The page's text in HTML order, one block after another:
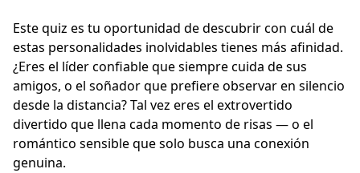
Este quiz es tu oportunidad de descubrir con cuál de
estas personalidades inolvidables tienes más afinidad.
¿Eres el líder confiable que siempre cuida de sus
amigos, o el soñador que prefiere observar en silencio
desde la distancia? Tal vez eres el extrovertido
divertido que llena cada momento de risas — o el
romántico sensible que solo busca una conexión
genuina.